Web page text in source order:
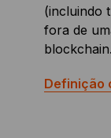
(incluindo
fora de
blockchain.
Definição